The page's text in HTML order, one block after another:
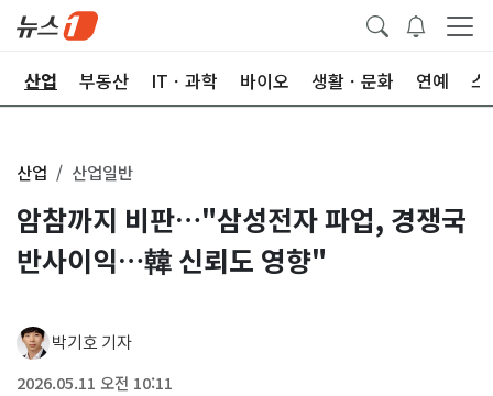
산업 부동산 ITㆍ과학 바이오 생활ㆍ문화 연예 스
산업 산업일반
암참까지 비판…"삼성전자 파업, 경쟁국
반사이익…韓 신뢰도 영향"
박기호 기자
2026.05.11 오전 10:11